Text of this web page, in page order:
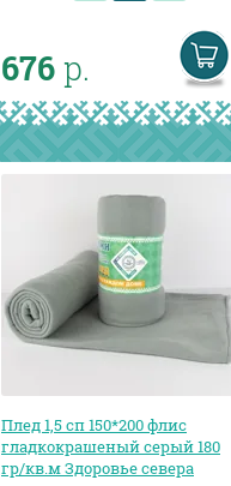
676 р.
Плед 1,5 сп 150*200 флис
гладкокрашеный серый 180
гр/кв.м Здоровье севера